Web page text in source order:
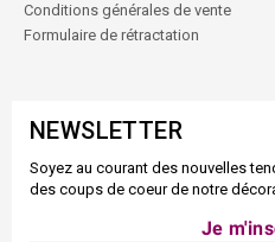
Conditions générales de vente
Formulaire de rétractation
NEWSLETTER
Soyez au courant des nouvelles
des coups de coeur de notre
Je